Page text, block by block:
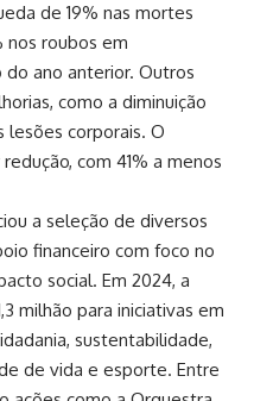
de 19% nas mortes
nos roubos em
ano anterior. Outros
como a diminuição
lesões corporais. O
com 41% a menos
a seleção de diversos
financeiro com foco no
social. Em 2024, a
milhão para iniciativas em
sustentabilidade,
de vida e esporte. Entre